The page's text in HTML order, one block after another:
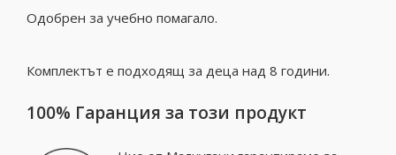
Одобрен за учебно помагало.
Комплектът е подходящ за деца над 8 години.
100% Гаранция за този продукт